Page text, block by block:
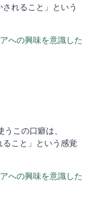
れること」という
への興味を意識した
この口癖は、
こと」という感覚
への興味を意識した